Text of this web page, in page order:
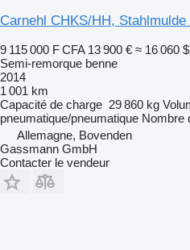
Carnehl CHKS/HH,
9 115 000 F CFA 13 900 € ≈ 16 060
Semi-remorque benne
2014
1 001 km
Capacité de charge 29 860 kg
pneumatique/pneumatique Nombre
Allemagne, Bovenden
Gassmann GmbH
Contacter le vendeur